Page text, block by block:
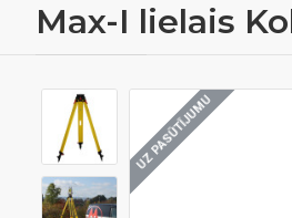
Max-I lielais
UZ PASŪTĪJUMU